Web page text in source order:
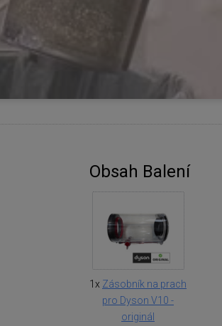
Obsah Balení
1x Zásobník na prach
pro Dyson V10 -
originál